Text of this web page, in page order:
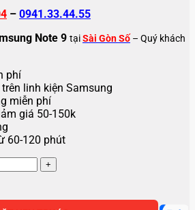
– 0941.33.44.55
Note 9 tạiSài Gòn Số – Quý khách
phí
linh kiện Samsung
miễn phí
giá 50-150k
60-120 phút